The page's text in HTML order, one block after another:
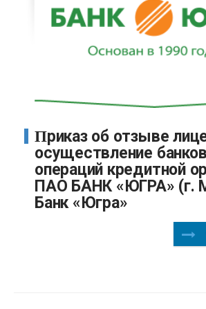
Приказ об отзыве лицензии на
осуществление
операций кредитной
ПАО БАНК «ЮГРА» (г.
Банк «Югра»